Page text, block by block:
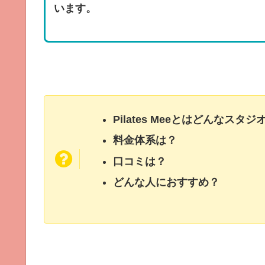
います。
Pilates Meeとはどんなスタジ
料金体系は？
口コミは？
どんな人におすすめ？